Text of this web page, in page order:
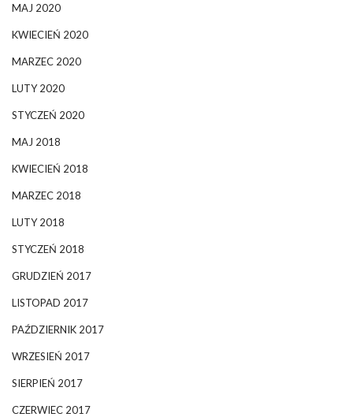
MAJ 2020
KWIECIEŃ 2020
MARZEC 2020
LUTY 2020
STYCZEŃ 2020
MAJ 2018
KWIECIEŃ 2018
MARZEC 2018
LUTY 2018
STYCZEŃ 2018
GRUDZIEŃ 2017
LISTOPAD 2017
PAŹDZIERNIK 2017
WRZESIEŃ 2017
SIERPIEŃ 2017
CZERWIEC 2017